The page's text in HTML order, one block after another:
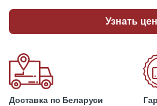
Узнать
Доставка по Беларуси